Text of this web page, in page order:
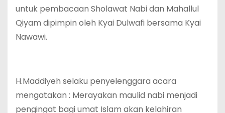
untuk pembacaan Sholawat Nabi dan Mahallul
Qiyam dipimpin oleh Kyai Dulwafi bersama Kyai
Nawawi.
H.Maddiyeh selaku penyelenggara acara
mengatakan : Merayakan maulid nabi menjadi
pengingat bagi umat Islam akan kelahiran